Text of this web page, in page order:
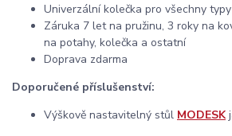
Univerzální kolečka pro všechny
Záruka 7 let na pružinu, 3 roky na
na potahy, kolečka a ostatní
Doprava zdarma
Doporučené příslušenství:
Výškově nastavitelný stůl MODESK